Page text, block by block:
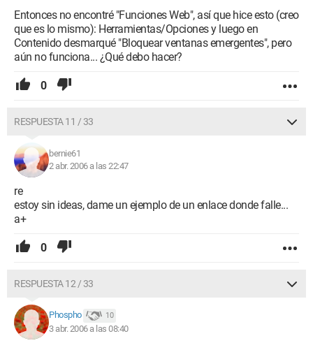
Entonces no encontré "Funciones Web", así que hice esto (creo
que es lo mismo): Herramientas/Opciones y luego en
Contenido desmarqué "Bloquear ventanas emergentes", pero
aún no funciona... ¿Qué debo hacer?
0
RESPUESTA 11 / 33
bernie61
2 abr. 2006 a las 22:47
re
estoy sin ideas, dame un ejemplo de un enlace donde falle...
a+
0
RESPUESTA 12 / 33
Phospho 10
3 abr. 2006 a las 08:40